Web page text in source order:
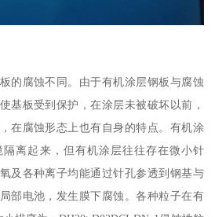
的腐蚀不同。由于有机涂层钢板与腐蚀
基板受到保护，在涂层未被破坏以前，
在腐蚀形态上也有自身的特点。有机涂
离起来，但有机涂层往往存在微小针
及各种离子均能通过针孔参透到钢基与
部电池，发生膜下腐蚀。各种粒子在有